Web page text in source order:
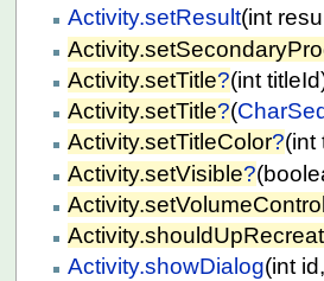
Activity.setResult(int
Activity.setTitle?(int
Activity.setTitle?(
Activity.setTitleColor?(int
Activity.setVisible?
Activity.showDialog(int